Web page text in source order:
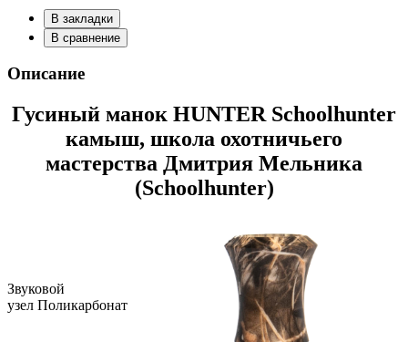
В закладки
В сравнение
Описание
Гусиный манок HUNTER Schoolhunter
камыш, школа охотничьего
мастерства Дмитрия Мельника
(Schoolhunter)
Звуковой
узел Поликарбонат